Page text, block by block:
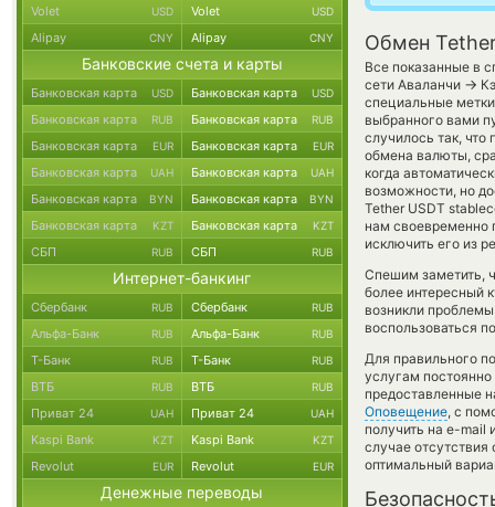
Обмен Tether
Все показанные в
сети Аваланчи →
специальные
выбранного вами
случилось так,
обмена валюты,
когда
возможности, но
Tether USDT
нам своевременно
исключить его из
Спешим заметить,
более интересный
возникли
воспользоваться
Для правильного
услугам
предоставленные
Оповещение, с
получить на e-mail
случае
оптимальный
Volet USD Volet USD
Alipay CNY Alipay CNY
Банковские счета и карты
Банковская карта USD Банковская карта USD
Банковская карта RUB Банковская карта RUB
Банковская карта EUR Банковская карта EUR
Банковская карта UAH Банковская карта UAH
Банковская карта BYN Банковская карта BYN
Банковская карта KZT Банковская карта KZT
СБП RUB СБП RUB
Интернет-банкинг
Сбербанк RUB Сбербанк RUB
Альфа-Банк RUB Альфа-Банк RUB
Т-Банк RUB Т-Банк RUB
ВТБ RUB ВТБ RUB
Приват 24 UAH Приват 24 UAH
Kaspi Bank KZT Kaspi Bank KZT
Revolut EUR Revolut EUR
Денежные переводы